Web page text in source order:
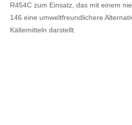
R454C zum Einsatz, das mit einem
146 eine umweltfreundlichere
Kältemitteln darstellt.